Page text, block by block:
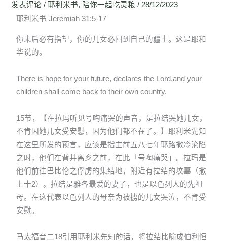
发表评论 / 耶利米书, 陪你一起吃灵粮 / 28/12/2023
耶利米书 Jeremiah 31:5-17
你末后必有指望，你的儿女必回到自己的疆土。这是耶和
华说的。
There is hope for your future, declares the Lord,and your
children shall come back to their own country.
15节，【在拉玛听见号啕痛哭的声音，是拉结哭她儿女，
不肯因她儿女受安慰，因为他们都不在了。】耶利米先知
在这里所发的预言，应该是指主前五八七年耶路撒冷沦陷
之时，他们在背井离乡之前，在此「号啕痛哭」。拉玛是
他们前往巴比伦之俘虏的集结地，附近有拉结的坟墓（撒
上十2）。拉结是雅各最爱的妻子，也是以色列人的先祖
母。在这代表以色列人的母亲为被掳的儿女哭泣，不肯受
安慰。
马太福音二18引用耶利米先知的话，将拉结比喻成伯利恒